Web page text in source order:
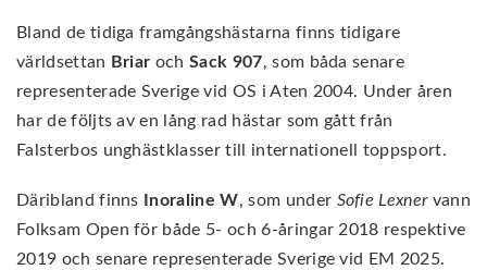
Bland de tidiga framgångshästarna finns tidigare
världsettan Briar ochSack 907, som båda senare
representerade Sverige vid OS i Aten 2004. Under åren
har de följts av en lång rad hästar som gått från
Falsterbos unghästklasser till internationell toppsport.
Däribland finns Inoraline W, som under Sofie Lexnervann
Folksam Open för både 5- och 6-åringar 2018 respektive
2019 och senare representerade Sverige vid EM 2025.